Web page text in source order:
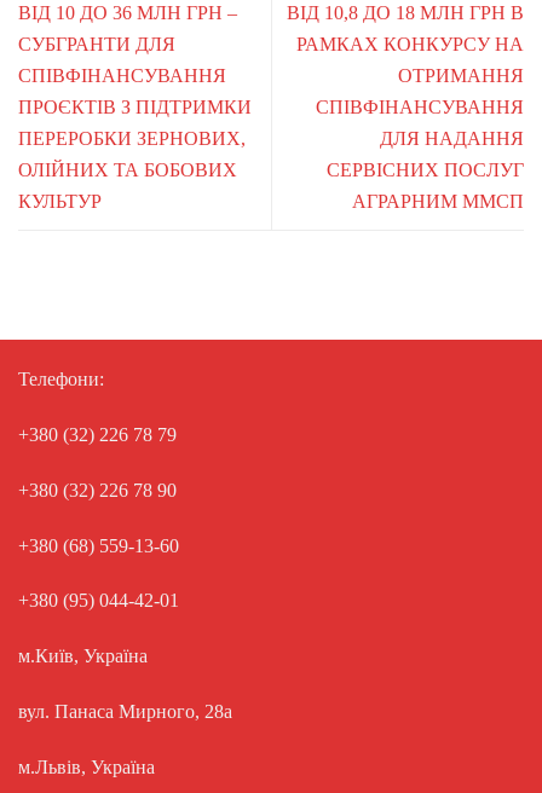
ВІД 10 ДО 36 МЛН ГРН –
СУБГРАНТИ ДЛЯ
СПІВФІНАНСУВАННЯ
ПРОЄКТІВ З ПІДТРИМКИ
ПЕРЕРОБКИ ЗЕРНОВИХ,
ОЛІЙНИХ ТА БОБОВИХ
КУЛЬТУР
ВІД 10,8 ДО 18 МЛН ГРН В
РАМКАХ КОНКУРСУ НА
ОТРИМАННЯ
СПІВФІНАНСУВАННЯ
ДЛЯ НАДАННЯ
СЕРВІСНИХ ПОСЛУГ
АГРАРНИМ ММСП
Телефони:
+380 (32) 226 78 79
+380 (32) 226 78 90
+380 (68) 559-13-60
+380 (95) 044-42-01
м.Київ, Україна
вул. Панаса Мирного, 28а
м.Львів, Україна